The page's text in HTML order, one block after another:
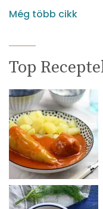
Még több cikk
Top